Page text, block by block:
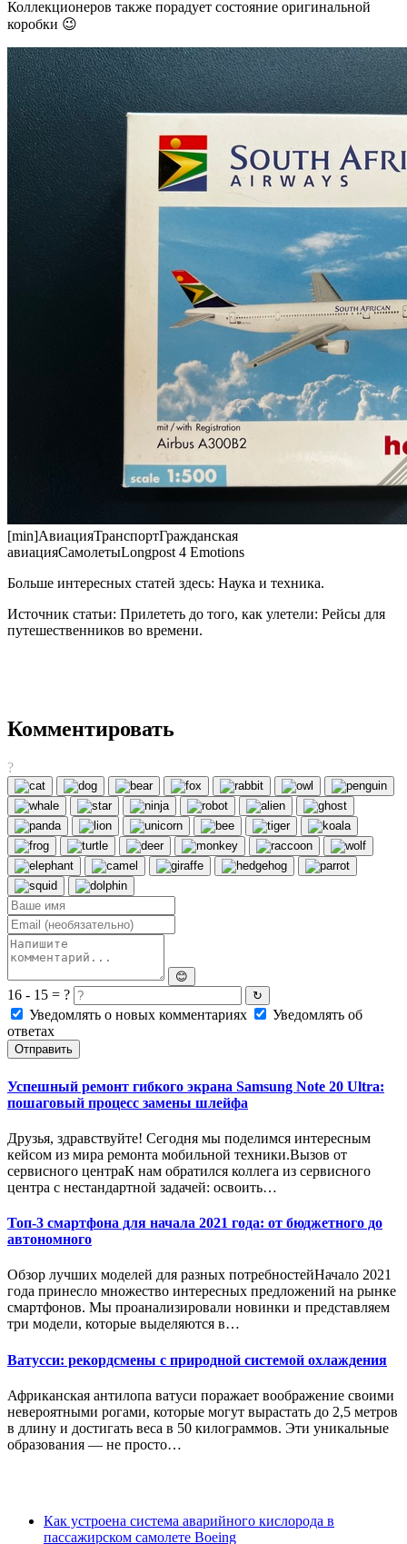
Коллекционеров также порадует состояние оригинальной
коробки 😉
[min]АвиацияТранспортГражданская
авиацияСамолетыLongpost 4 Emotions
Больше интересных статей здесь: Наука и техника.
Источник статьи: Прилететь до того, как улетели: Рейсы для
путешественников во времени.
Комментировать
?
😊
16 - 15 = ? ↻
Уведомлять о новых комментариях
Уведомлять об
ответах
Отправить
Успешный ремонт гибкого экрана Samsung Note 20 Ultra:
пошаговый процесс замены шлейфа
Друзья, здравствуйте! Сегодня мы поделимся интересным
кейсом из мира ремонта мобильной техники.Вызов от
сервисного центраК нам обратился коллега из сервисного
центра с нестандартной задачей: освоить…
Топ-3 смартфона для начала 2021 года: от бюджетного до
автономного
Обзор лучших моделей для разных потребностейНачало 2021
года принесло множество интересных предложений на рынке
смартфонов. Мы проанализировали новинки и представляем
три модели, которые выделяются в…
Ватусси: рекордсмены с природной системой охлаждения
Африканская антилопа ватуси поражает воображение своими
невероятными рогами, которые могут вырастать до 2,5 метров
в длину и достигать веса в 50 килограммов. Эти уникальные
образования — не просто…
Как устроена система аварийного кислорода в
пассажирском самолете Boeing